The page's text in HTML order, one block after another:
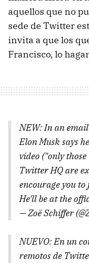
aquellos que no
sede de Twitter
invita a que los
Francisco, lo
NEW: In an
Elon Musk says
video ("only
Twitter HQ are
encourage you to
He'll be at the
— Zoë Schiffer
NUEVO: En un
remotos de